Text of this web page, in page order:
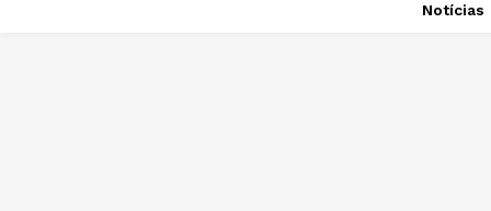
Notícias